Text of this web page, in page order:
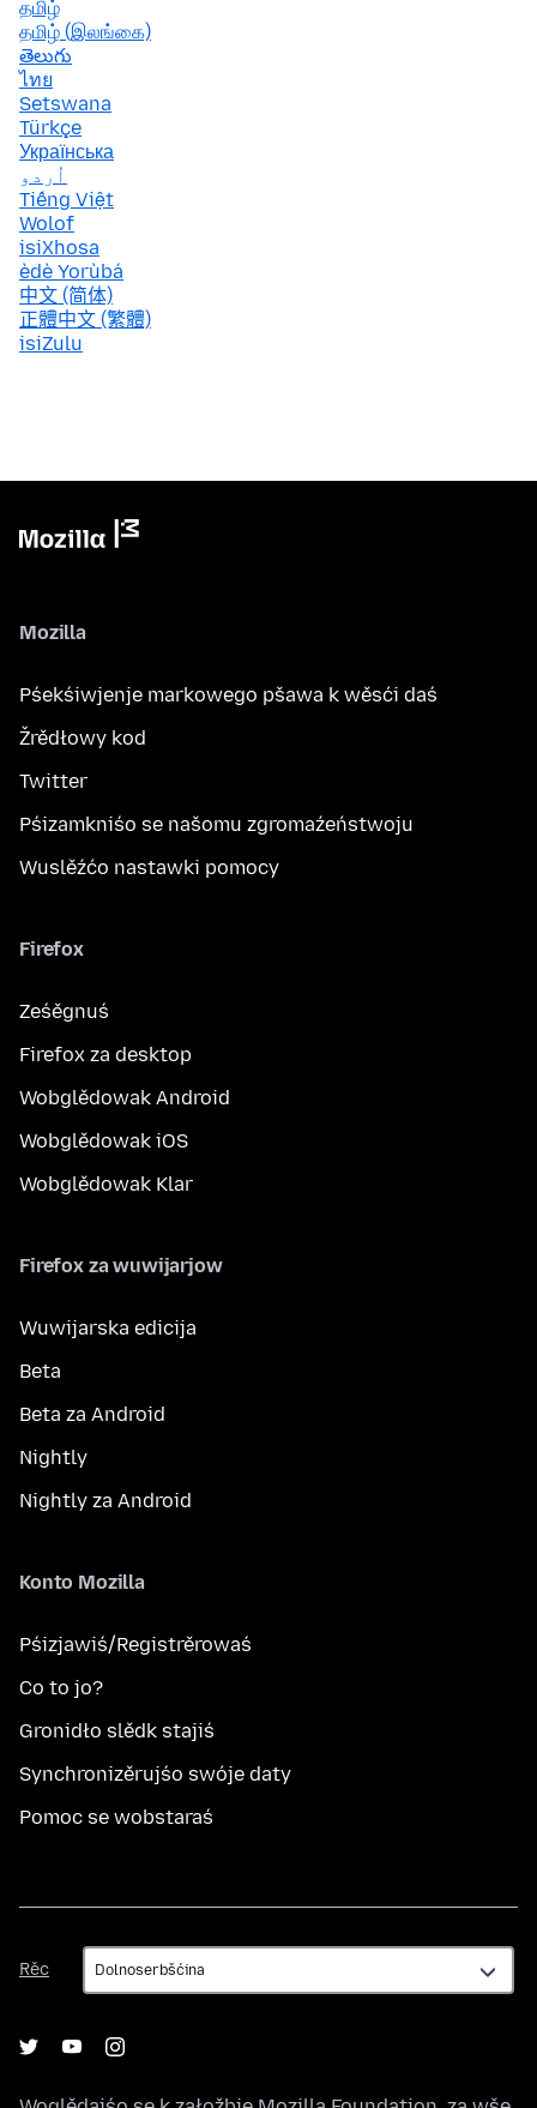
தமிழ்
தமிழ் (இலங்கை)
తెలుగు
ไทย
Setswana
Türkçe
Українська
اُردو
Tiếng Việt
Wolof
isiXhosa
èdè Yorùbá
中文 (简体)
正體中文 (繁體)
isiZulu
Mozilla
Pśekśiwjenje markowego pšawa k wěsći daś
Žrědłowy kod
Twitter
Pśizamkniśo se našomu zgromaźeństwoju
Wuslěźćo nastawki pomocy
Firefox
Ześěgnuś
Firefox za desktop
Wobglědowak Android
Wobglědowak iOS
Wobglědowak Klar
Firefox za wuwijarjow
Wuwijarska edicija
Beta
Beta za Android
Nightly
Nightly za Android
Konto Mozilla
Pśizjawiś/Registrěrowaś
Co to jo?
Gronidło slědk stajiś
Synchronizěrujśo swóje daty
Pomoc se wobstaraś
Rěc
Rěc